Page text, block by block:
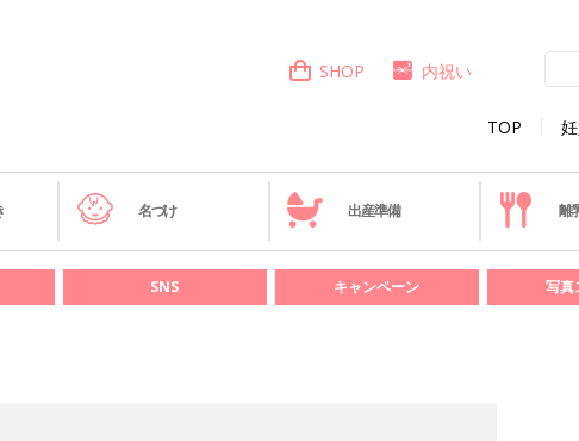
TOP
SHOP 内祝い
名づけ 出産準備 離
SNS キャンペーン 写真